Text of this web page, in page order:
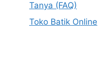
Tanya (FAQ)
Toko Batik Online